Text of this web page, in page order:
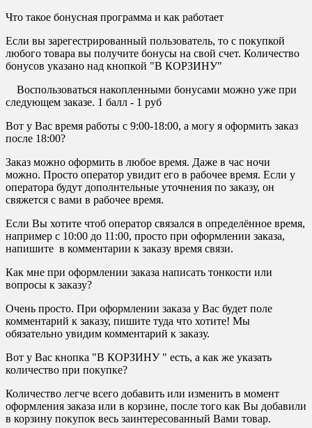
Что такое бонусная программа и как работает
Если вы зарегестрированный пользователь, то с покупкой
любого товара вы получите бонусы на свой счет. Количество
бонусов указано над кнопкой "В КОРЗИНУ"
Воспользоваться накопленными бонусами можно уже при
следующем заказе. 1 балл - 1 руб
Вот у Вас время работы с 9:00-18:00, а могу я оформить заказ
после 18:00?
Заказ можно оформить в любое время. Даже в час ночи
можно. Просто оператор увидит его в рабочее время. Если у
оператора будут дополнтельные уточнения по заказу, он
свяжется с вами в рабочее время.
Если Вы хотите чтоб оператор связался в определённое время,
например с 10:00 до 11:00, просто при оформлении заказа,
напишите в комментарии к заказу время связи.
Как мне при оформлении заказа написать тонкости или
вопросы к заказу?
Очень просто. При оформлении заказа у Вас будет поле
комментарий к заказу, пишите туда что хотите! Мы
обязательно увидим комментарий к заказу.
Вот у Вас кнопка "В КОРЗИНУ " есть, а как же указать
количество при покупке?
Количество легче всего добавить или изменить в момент
оформления заказа или в корзине, после того как Вы добавили
в корзину покупок весь заинтересованный Вами товар.